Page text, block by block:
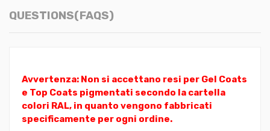
QUESTIONS(FAQS)
Avvertenza: Non si accettano resi per Gel Coats
e Top Coats pigmentati secondo la cartella
colori RAL, in quanto vengono fabbricati
specificamente per ogni ordine.